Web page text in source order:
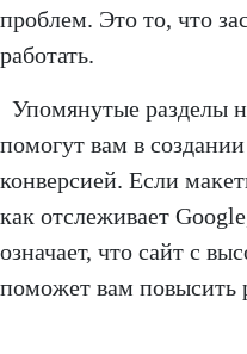
проблем. Это то, что
работать.
Упомянутые разделы
помогут вам в
конверсией. Если
как отслеживает
означает, что сайт с
поможет вам повысить